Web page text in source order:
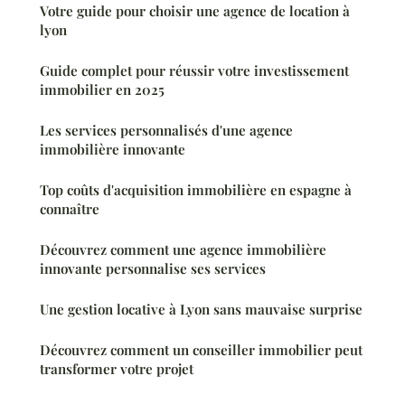
Votre guide pour choisir une agence de location à
lyon
Guide complet pour réussir votre investissement
immobilier en 2025
Les services personnalisés d'une agence
immobilière innovante
Top coûts d'acquisition immobilière en espagne à
connaître
Découvrez comment une agence immobilière
innovante personnalise ses services
Une gestion locative à Lyon sans mauvaise surprise
Découvrez comment un conseiller immobilier peut
transformer votre projet